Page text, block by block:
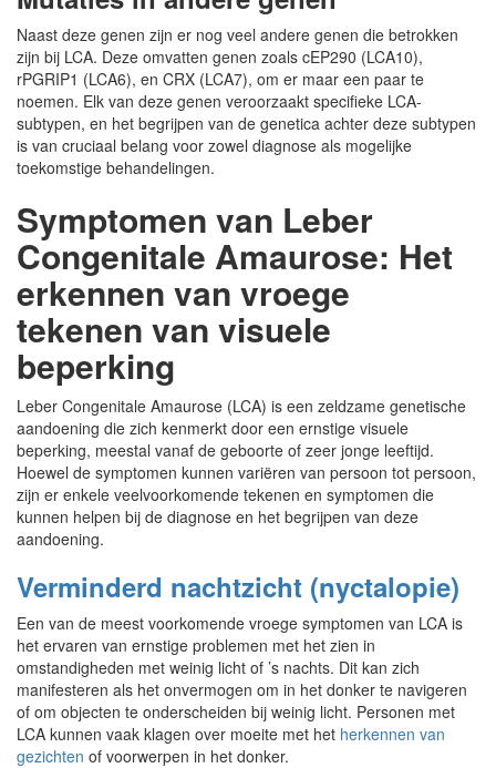
Naast deze genen zijn er nog veel andere genen die betrokken
zijn bij LCA. Deze omvatten genen zoals cEP290 (LCA10),
rPGRIP1 (LCA6), en CRX (LCA7), om er maar een paar te
noemen. Elk van deze genen veroorzaakt specifieke LCA-
subtypen, en het begrijpen van de genetica achter deze subtypen
is van cruciaal belang voor zowel diagnose als mogelijke
toekomstige behandelingen.
Symptomen van Leber
Congenitale Amaurose: Het
erkennen van vroege
tekenen van visuele
beperking
Leber Congenitale Amaurose (LCA) is een zeldzame genetische
aandoening die zich kenmerkt door een ernstige visuele
beperking, meestal vanaf de geboorte of zeer jonge leeftijd.
Hoewel de symptomen kunnen variëren van persoon tot persoon,
zijn er enkele veelvoorkomende tekenen en symptomen die
kunnen helpen bij de diagnose en het begrijpen van deze
aandoening.
Verminderd nachtzicht (nyctalopie)
Een van de meest voorkomende vroege symptomen van LCA is
het ervaren van ernstige problemen met het zien in
omstandigheden met weinig licht of ’s nachts. Dit kan zich
manifesteren als het onvermogen om in het donker te navigeren
of om objecten te onderscheiden bij weinig licht. Personen met
LCA kunnen vaak klagen over moeite met het herkennen van
gezichten of voorwerpen in het donker.